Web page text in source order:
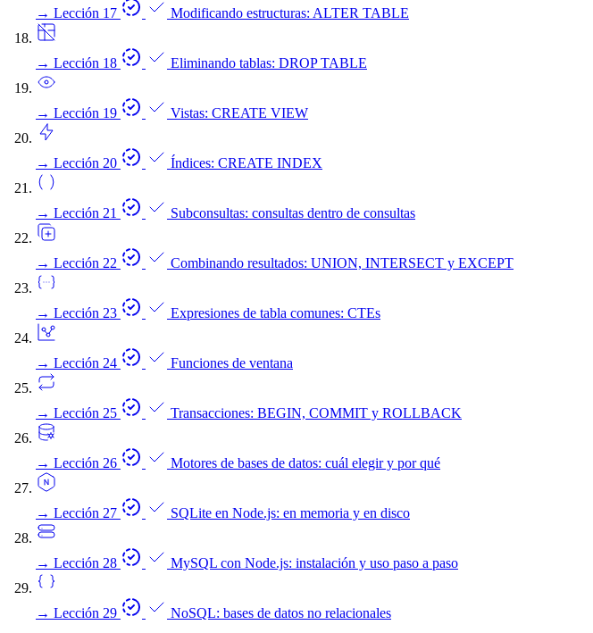
→ Lección 17 Modificando estructuras: ALTER TABLE
→ Lección 18 Eliminando tablas: DROP TABLE
→ Lección 19 Vistas: CREATE VIEW
→ Lección 20 Índices: CREATE INDEX
→ Lección 21 Subconsultas: consultas dentro de consultas
→ Lección 22 Combinando resultados: UNION, INTERSECT y EXCEPT
→ Lección 23 Expresiones de tabla comunes: CTEs
→ Lección 24 Funciones de ventana
→ Lección 25 Transacciones: BEGIN, COMMIT y ROLLBACK
→ Lección 26 Motores de bases de datos: cuál elegir y por qué
→ Lección 27 SQLite en Node.js: en memoria y en disco
→ Lección 28 MySQL con Node.js: instalación y uso paso a paso
→ Lección 29 NoSQL: bases de datos no relacionales